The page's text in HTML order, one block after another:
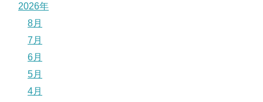
2026年
8月
7月
6月
5月
4月